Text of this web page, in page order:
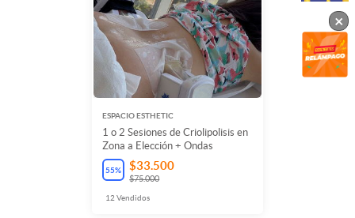
ESPACIO ESTHETIC
1 o 2 Sesiones de Criolipolisis en
Zona a Elección + Ondas
55% $33.500
$75.000
12Vendidos
×